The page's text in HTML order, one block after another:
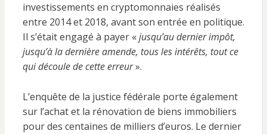
investissements en cryptomonnaies réalisés
entre 2014 et 2018, avant son entrée en politique.
Il s’était engagé à payer «jusqu’au dernier impôt,
jusqu’à la dernière amende, tous les intérêts, tout ce
qui découle de cette erreur».
L’enquête de la justice fédérale porte également
sur l’achat et la rénovation de biens immobiliers
pour des centaines de milliers d’euros. Le dernier